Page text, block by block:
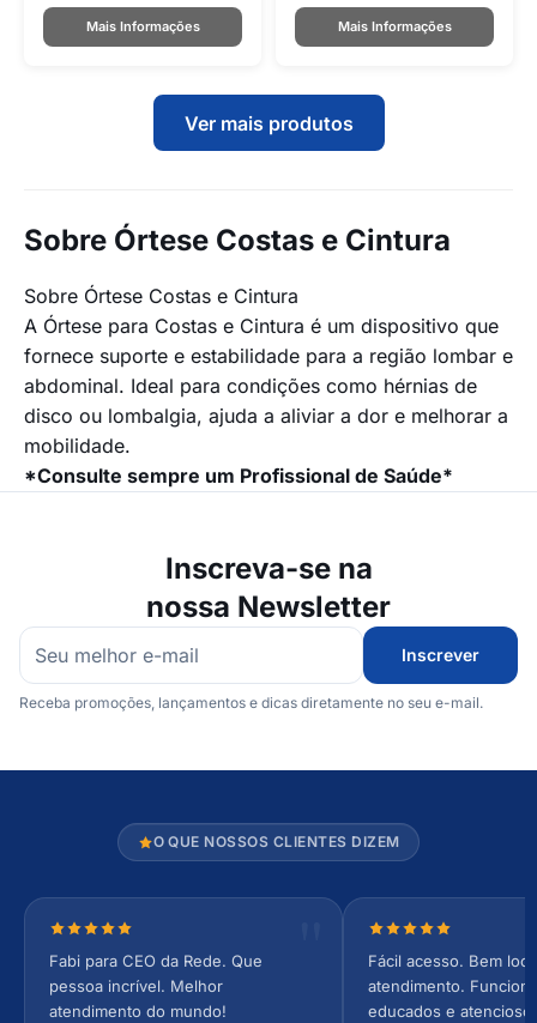
Mais Informações Mais Informações
Ver mais produtos
Sobre Órtese Costas e Cintura
Sobre Órtese Costas e Cintura
A Órtese para Costas e Cintura é um dispositivo que
fornece suporte e estabilidade para a região lombar e
abdominal. Ideal para condições como hérnias de
disco ou lombalgia, ajuda a aliviar a dor e melhorar a
mobilidade.
*Consulte sempre um Profissional de Saúde*
Inscreva-se na
nossa Newsletter
Inscrever
Receba promoções, lançamentos e dicas diretamente no seu e-mail.
O QUE NOSSOS CLIENTES DIZEM
Nota 5 de 5 estrelas
Fabi para CEO da Rede. Que
pessoa incrível. Melhor
atendimento do mundo!
Nota 5 de 5
Fácil acesso. Bem
atendimento.
educados e